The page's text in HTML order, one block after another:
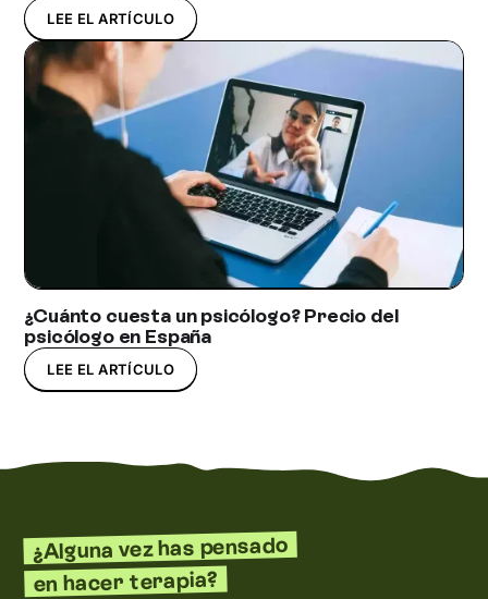
LEE EL ARTÍCULO
¿Cuánto cuesta un psicólogo? Precio del
psicólogo en España
LEE EL ARTÍCULO
¿Alguna vez has pensado
en hacer terapia?